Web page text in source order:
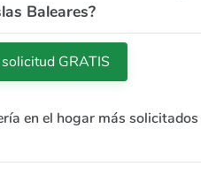
Baleares?
GRATIS
en el hogar más solicitados